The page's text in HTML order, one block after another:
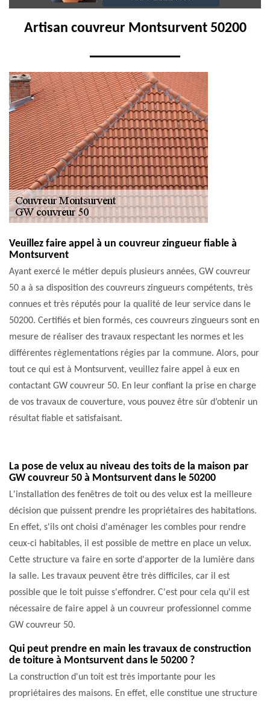
Artisan couvreur Montsurvent 50200
Veuillez faire appel à un couvreur zingueur fiable à
Montsurvent
Ayant exercé le métier depuis plusieurs années, GW couvreur
50 a à sa disposition des couvreurs zingueurs compétents, très
connues et très réputés pour la qualité de leur service dans le
50200. Certifiés et bien formés, ces couvreurs zingueurs sont en
mesure de réaliser des travaux respectant les normes et les
différentes règlementations régies par la commune. Alors, pour
tout ce qui est à Montsurvent, veuillez faire appel à eux en
contactant GW couvreur 50. En leur confiant la prise en charge
de vos travaux de couverture, vous pouvez être sûr d’obtenir un
résultat fiable et satisfaisant.
La pose de velux au niveau des toits de la maison par
GW couvreur 50 à Montsurvent dans le 50200
L'installation des fenêtres de toit ou des velux est la meilleure
décision que puissent prendre les propriétaires des habitations.
En effet, s'ils ont choisi d'aménager les combles pour rendre
ceux-ci habitables, il est possible de mettre en place un velux.
Cette structure va faire en sorte d'apporter de la lumière dans
la salle. Les travaux peuvent être très difficiles, car il est
possible que le toit puisse s'effondrer. C'est pour cela qu'il est
nécessaire de faire appel à un couvreur professionnel comme
GW couvreur 50.
Qui peut prendre en main les travaux de construction
de toiture à Montsurvent dans le 50200 ?
La construction d'un toit est très importante pour les
propriétaires des maisons. En effet, elle constitue une structure